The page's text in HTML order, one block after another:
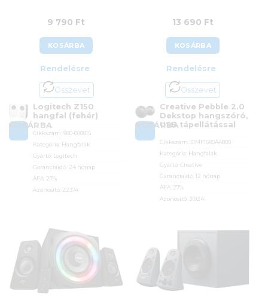
9 790 Ft
KOSÁRBA
Rendelésre
Összevet
KOSÁRBA
Logitech Z150
hangfal (fehér)
Cikkszám:980-000815
Kategória: Hangfalak
Gyártó: Logitech
Garanciaidő: 24 hónap
ÁFA: 27%
Azonosító: 22374
13 690 Ft
KOSÁRBA
Rendelésre
Összevet
KOSÁRBA
Creative Pebble 2.0
Dekstop hangszóró,
USB tápellátással
Cikkszám: 51MF1680AA000
Kategória: Hangfalak
Gyártó: Creative
Garanciaidő: 12 hónap
ÁFA: 27%
Azonosító: 31924